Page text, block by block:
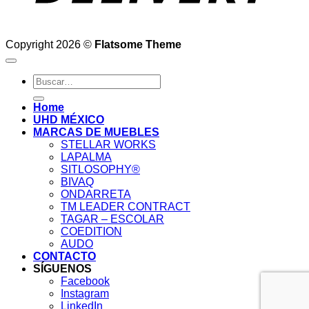
Copyright 2026 © Flatsome Theme
Buscar
por:
Home
UHD MÉXICO
MARCAS DE MUEBLES
STELLAR WORKS
LAPALMA
SITLOSOPHY®
BIVAQ
ONDARRETA
TM LEADER CONTRACT
TAGAR – ESCOLAR
COEDITION
AUDO
CONTACTO
SÍGUENOS
Facebook
Instagram
LinkedIn